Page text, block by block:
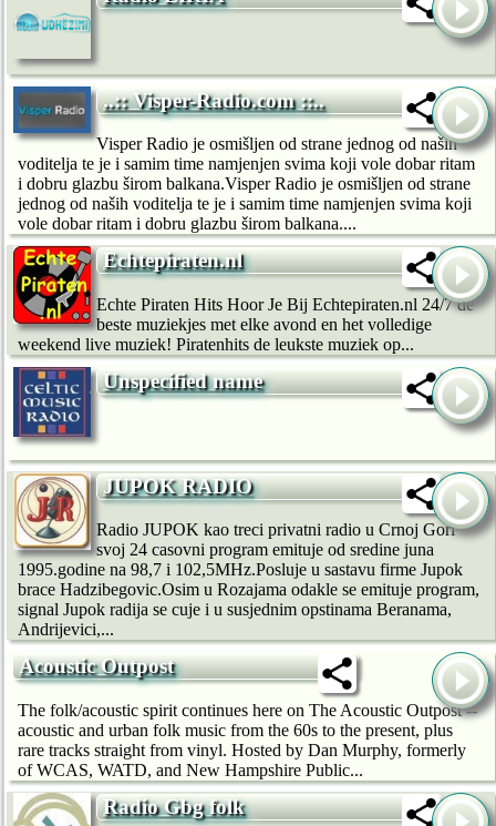
..:: Visper-Radio.com ::..
Visper Radio je osmišljen od strane jednog od naših
voditelja te je i samim time namjenjen svima koji vole dobar ritam
i dobru glazbu širom balkana.Visper Radio je osmišljen od strane
jednog od naših voditelja te je i samim time namjenjen svima koji
vole dobar ritam i dobru glazbu širom balkana....
Echtepiraten.nl
Echte Piraten Hits Hoor Je Bij Echtepiraten.nl 24/7 de
beste muziekjes met elke avond en het volledige
weekend live muziek! Piratenhits de leukste muziek op...
Unspecified name
JUPOK RADIO
Radio JUPOK kao treci privatni radio u Crnoj Gori
svoj 24 casovni program emituje od sredine juna
1995.godine na 98,7 i 102,5MHz.Posluje u sastavu firme Jupok
brace Hadzibegovic.Osim u Rozajama odakle se emituje program,
signal Jupok radija se cuje i u susjednim opstinama Beranama,
Andrijevici,...
Acoustic Outpost
The folk/acoustic spirit continues here on The Acoustic Outpost --
acoustic and urban folk music from the 60s to the present, plus
rare tracks straight from vinyl. Hosted by Dan Murphy, formerly
of WCAS, WATD, and New Hampshire Public...
Radio Gbg folk